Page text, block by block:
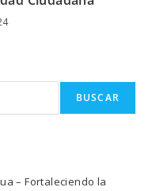
BUSCAR
– Fortaleciendo la